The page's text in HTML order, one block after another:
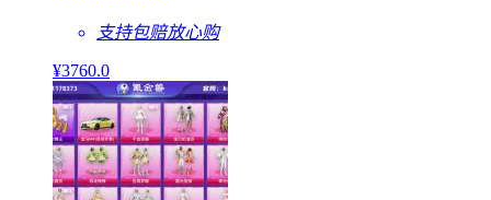
支持包赔放心购
¥3760.0